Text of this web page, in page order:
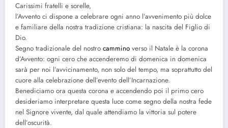
Carissimi fratelli e sorelle,
l’Avvento ci dispone a celebrare ogni anno l’avvenimento più dolce
e familiare della nostra tradizione cristiana: la nascita del Figlio di
Dio.
Segno tradizionale del nostro cammino verso il Natale è la corona
d’Avvento: ogni cero che accenderemo di domenica in domenica
sarà per noi l’avvicinamento, non solo del tempo, ma soprattutto del
cuore alla celebrazione dell’evento dell’Incarnazione.
Benediciamo ora questa corona e accendendo poi il primo cero
desideriamo interpretare questa luce come segno della nostra fede
nel Signore vivente, dal quale attendiamo la vittoria sul potere
dell’oscurità.